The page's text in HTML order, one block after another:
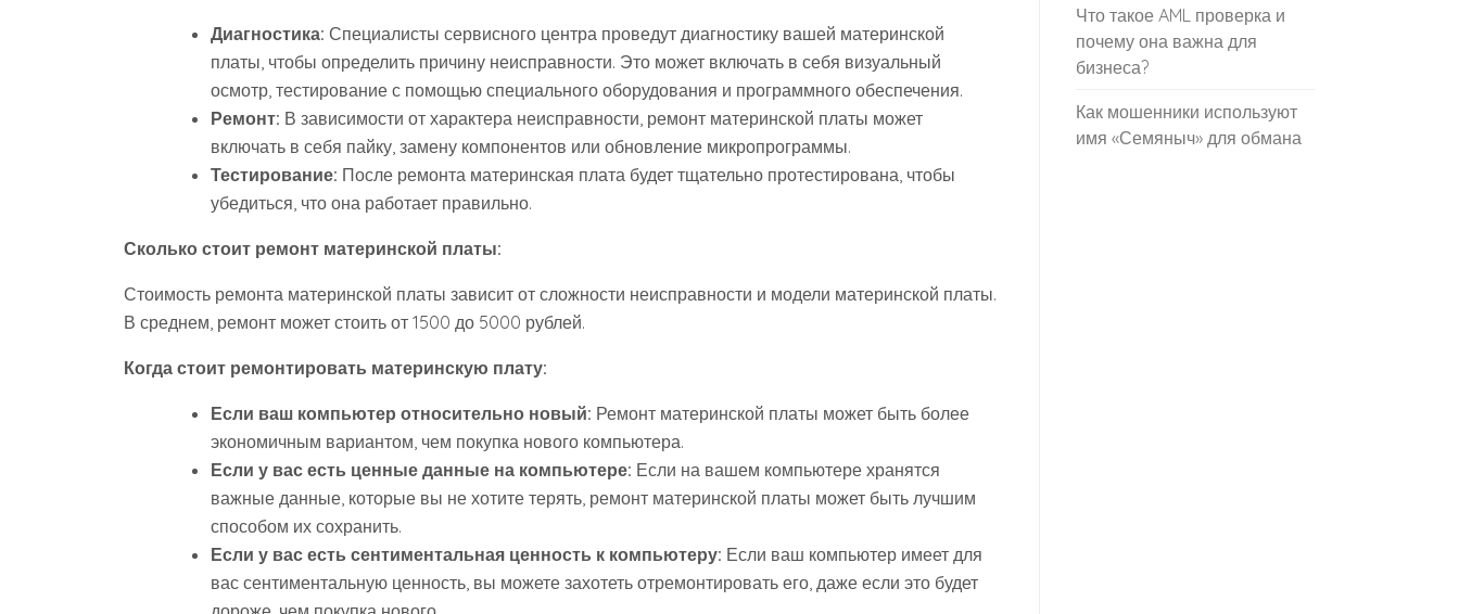
Диагностика: Специалисты сервисного центра проведут диагностику вашей материнской
платы, чтобы определить причину неисправности. Это может включать в себя визуальный
осмотр, тестирование с помощью специального оборудования и программного обеспечения.
Ремонт: В зависимости от характера неисправности, ремонт материнской платы может
включать в себя пайку, замену компонентов или обновление микропрограммы.
Тестирование: После ремонта материнская плата будет тщательно протестирована, чтобы
убедиться, что она работает правильно.
Сколько стоит ремонт материнской платы:
Стоимость ремонта материнской платы зависит от сложности неисправности и модели материнской платы.
В среднем, ремонт может стоить от 1500 до 5000 рублей.
Когда стоит ремонтировать материнскую плату:
Если ваш компьютер относительно новый: Ремонт материнской платы может быть более
экономичным вариантом, чем покупка нового компьютера.
Если у вас есть ценные данные на компьютере: Если на вашем компьютере хранятся
важные данные, которые вы не хотите терять, ремонт материнской платы может быть лучшим
способом их сохранить.
Если у вас есть сентиментальная ценность к компьютеру: Если ваш компьютер имеет для
вас сентиментальную ценность, вы можете захотеть отремонтировать его, даже если это будет
Что такое AML проверка и
почему она важна для
бизнеса?
Как мошенники используют
имя «Семяныч» для обмана